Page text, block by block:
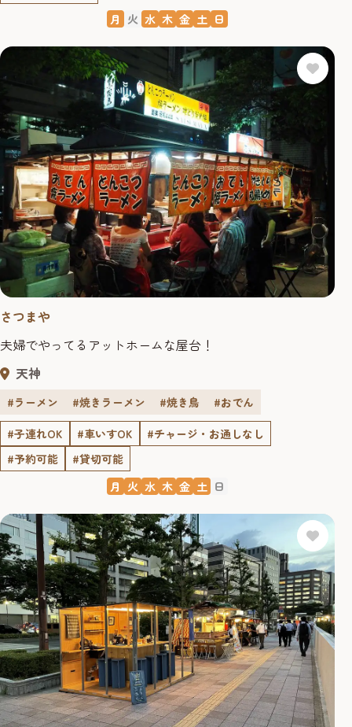
月 火 水 木 金 土 日
さつまや
夫婦でやってるアットホームな屋台！
天神
#ラーメン #焼きラーメン #焼き鳥
#おでん
#子連れOK
#車いすOK
#チャージ・お通しなし
#予約可能
#貸切可能
月 火 水 木 金 土 日